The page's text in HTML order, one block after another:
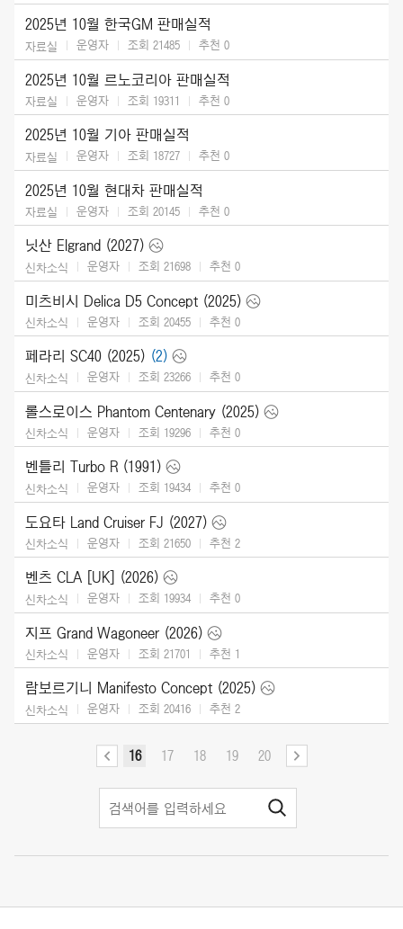
2025년 10월 한국GM 판매실적
자료실 운영자 조회 21485 추천 0
2025년 10월 르노코리아 판매실적
자료실 운영자 조회 19311 추천 0
2025년 10월 기아 판매실적
자료실 운영자 조회 18727 추천 0
2025년 10월 현대차 판매실적
자료실 운영자 조회 20145 추천 0
닛산 Elgrand (2027)
신차소식 운영자 조회 21698 추천 0
미츠비시 Delica D5 Concept (2025)
신차소식 운영자 조회 20455 추천 0
페라리 SC40 (2025) (2)
신차소식 운영자 조회 23266 추천 0
롤스로이스 Phantom Centenary (2025)
신차소식 운영자 조회 19296 추천 0
벤틀리 Turbo R (1991)
신차소식 운영자 조회 19434 추천 0
도요타 Land Cruiser FJ (2027)
신차소식 운영자 조회 21650 추천 2
벤츠 CLA [UK] (2026)
신차소식 운영자 조회 19934 추천 0
지프 Grand Wagoneer (2026)
신차소식 운영자 조회 21701 추천 1
람보르기니 Manifesto Concept (2025)
신차소식 운영자 조회 20416 추천 2
16 17 18 19 20